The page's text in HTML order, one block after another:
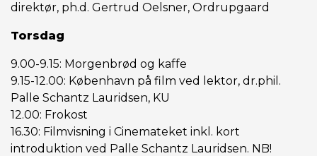
direktør, ph.d. Gertrud Oelsner, Ordrupgaard
Torsdag
9.00-9.15: Morgenbrød og kaffe
9.15-12.00: København på film ved lektor, dr.phil.
Palle Schantz Lauridsen, KU
12.00: Frokost
16.30: Filmvisning i Cinemateket inkl. kort
introduktion ved Palle Schantz Lauridsen. NB!